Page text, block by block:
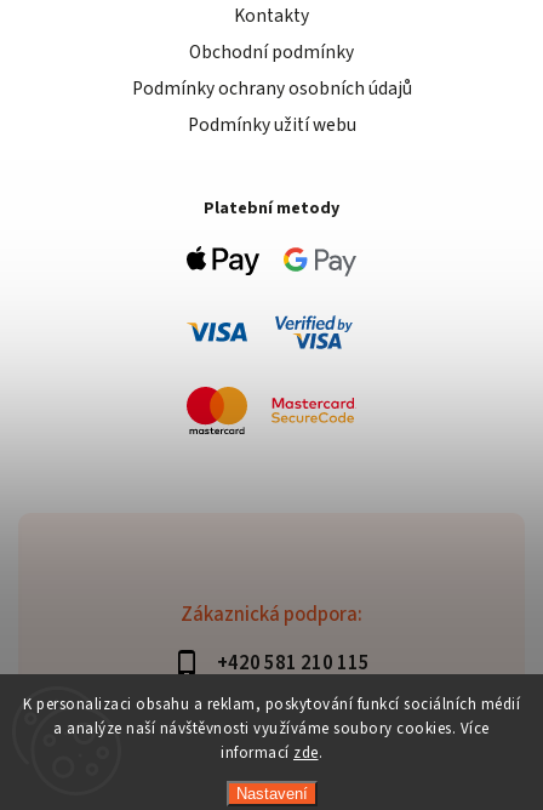
K personalizaci obsahu a reklam, poskytování funkcí sociálních médií
a analýze naší návštěvnosti využíváme soubory cookies. Více
informací zde.
Nastavení
Zákaznická podpora:
+420 581 210 115
info@davaztechnik.cz
Kontakty
Obchodní podmínky
Podmínky ochrany osobních údajů
Podmínky užití webu
Platební metody